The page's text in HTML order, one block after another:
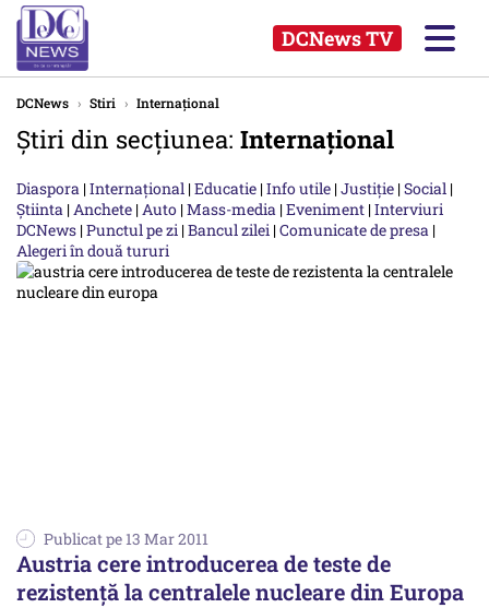
DCNews TV
DCNews › Stiri › Internațional
Știri din secțiunea: Internațional
Diaspora |Internațional |Educatie |Info utile |Justiție |Social |
Știinta |Anchete |Auto |Mass-media |Eveniment |Interviuri
DCNews |Punctul pe zi |Bancul zilei |Comunicate de presa |
Alegeri în două tururi
Publicat pe 13 Mar 2011
Austria cere introducerea de teste de
rezistenţă la centralele nucleare din Europa